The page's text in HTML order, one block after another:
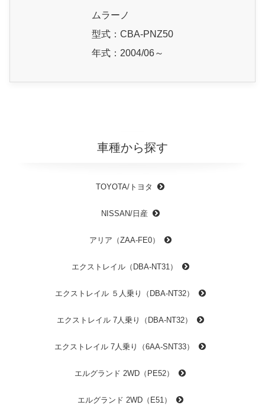
ムラーノ
型式：CBA-PNZ50
年式：2004/06～
車種から探す
TOYOTA/トヨタ
NISSAN/日産
アリア（ZAA-FE0）
エクストレイル（DBA-NT31）
エクストレイル ５人乗り（DBA-NT32）
エクストレイル 7人乗り（DBA-NT32）
エクストレイル 7人乗り（6AA-SNT33）
エルグランド 2WD（PE52）
エルグランド 2WD（E51）